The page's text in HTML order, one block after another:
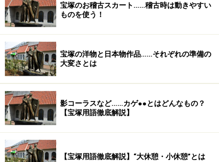
宝塚のお稽古スカート……稽古時は動きやすい
ものを使う！
宝塚の洋物と日本物作品……それぞれの準備の
大変さとは
影コーラスなど……カゲ●●とはどんなもの？
【宝塚用語徹底解説】
【宝塚用語徹底解説】“大休憩・小休憩”とは